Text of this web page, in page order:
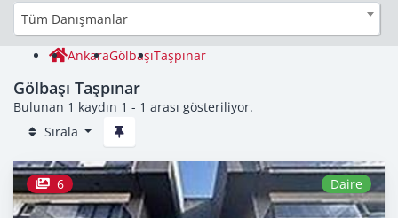
Tüm Danışmanlar
AnkaraGölbaşıTaşpınar
Gölbaşı Taşpınar
Bulunan 1 kaydın 1 - 1 arası gösteriliyor.
Sırala
6 Daire